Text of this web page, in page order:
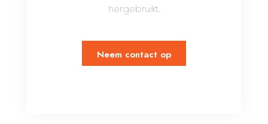
hergebruikt.
Neem contact op